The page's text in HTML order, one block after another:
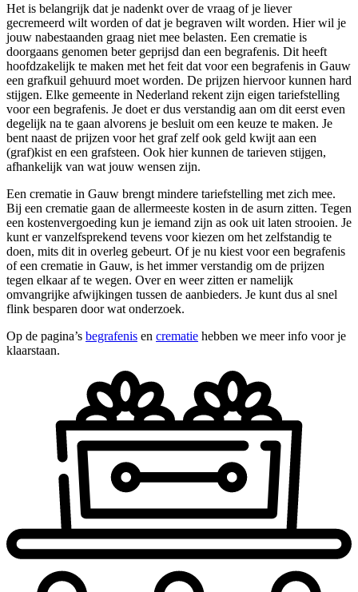
Het is belangrijk dat je nadenkt over de vraag of je liever
gecremeerd wilt worden of dat je begraven wilt worden. Hier wil je
jouw nabestaanden graag niet mee belasten. Een crematie is
doorgaans genomen beter geprijsd dan een begrafenis. Dit heeft
hoofdzakelijk te maken met het feit dat voor een begrafenis in Gauw
een grafkuil gehuurd moet worden. De prijzen hiervoor kunnen hard
stijgen. Elke gemeente in Nederland rekent zijn eigen tariefstelling
voor een begrafenis. Je doet er dus verstandig aan om dit eerst even
degelijk na te gaan alvorens je besluit om een keuze te maken. Je
bent naast de prijzen voor het graf zelf ook geld kwijt aan een
(graf)kist en een grafsteen. Ook hier kunnen de tarieven stijgen,
afhankelijk van wat jouw wensen zijn.
Een crematie in Gauw brengt mindere tariefstelling met zich mee.
Bij een crematie gaan de allermeeste kosten in de asurn zitten. Tegen
een kostenvergoeding kun je iemand zijn as ook uit laten strooien. Je
kunt er vanzelfsprekend tevens voor kiezen om het zelfstandig te
doen, mits dit in overleg gebeurt. Of je nu kiest voor een begrafenis
of een crematie in Gauw, is het immer verstandig om de prijzen
tegen elkaar af te wegen. Over en weer zitten er namelijk
omvangrijke afwijkingen tussen de aanbieders. Je kunt dus al snel
flink besparen door wat onderzoek.
Op de pagina’s begrafenis en crematie hebben we meer info voor je
klaarstaan.